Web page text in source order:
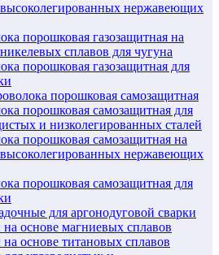
нержавеющих
порошковая газозащитная на
сплавов для чугуна
порошковая газозащитная для
порошковая самозащитная
порошковая самозащитная для
и низколегированных сталей
порошковая самозащитная на
нержавеющих
порошковая самозащитная для
для аргонодуговой сварки
основе магниевых сплавов
основе титановых сплавов